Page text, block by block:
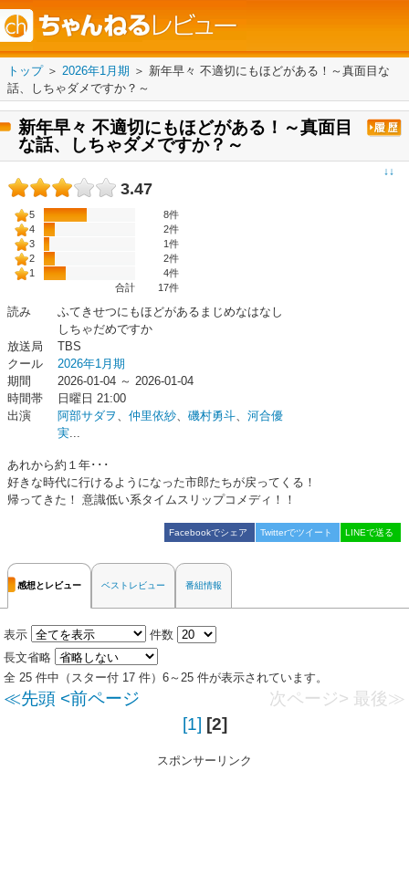
トップ＞ 2026年1月期 ＞ 新年早々 不適切にもほどがある！～真面目な
話、しちゃダメですか？～
新年早々 不適切にもほどがある！～真面目
な話、しちゃダメですか？～
↓↓
3.47
5
8件
4
2件
3
1件
2
2件
1
4件
合計
17件
読み
ふてきせつにもほどがあるまじめなはなし
しちゃだめですか
放送局
TBS
クール
2026年1月期
期間
2026-01-04 ～ 2026-01-04
時間帯
日曜日 21:00
出演
阿部サダヲ 、 仲里依紗、 磯村勇斗、 河合優
実...
あれから約１年･･･
好きな時代に行けるようになった市郎たちが戻ってくる！
帰ってきた！ 意識低い系タイムスリップコメディ！！
Facebookでシェア Twitterでツイート LINEで送る
感想とレビュー ベストレビュー 番組情報
表示
件数
長文省略
全 25 件中（スター付 17 件）6～25 件が表示されています。
≪先頭 <前ページ 次ページ> 最後≫
[1] [2]
スポンサーリンク